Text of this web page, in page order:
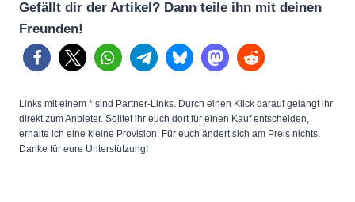
Gefällt dir der Artikel? Dann teile ihn mit deinen
Freunden!
Links mit einem * sind Partner-Links. Durch einen Klick darauf gelangt ihr
direkt zum Anbieter. Solltet ihr euch dort für einen Kauf entscheiden,
erhalte ich eine kleine Provision. Für euch ändert sich am Preis nichts.
Danke für eure Unterstützung!